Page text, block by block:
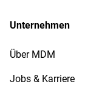
Unternehmen
Über MDM
Jobs & Karriere